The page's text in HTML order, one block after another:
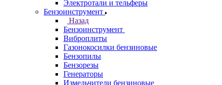
Электротали и тельферы
Бензоинструмент
Назад
Бензоинструмент
Виброплиты
Газонокосилки бензиновые
Бензопилы
Бензорезы
Генераторы
Измельчители бензиновые